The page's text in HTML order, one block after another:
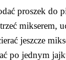
proszek do
mikserem,
jeszcze
po jednym